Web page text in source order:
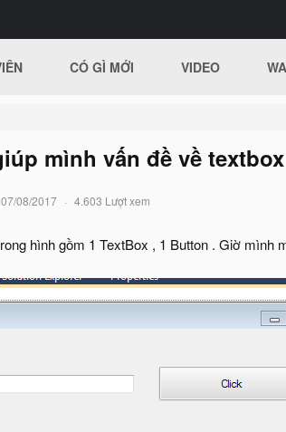
CÓ GÌ MỚI VIDEO
mình vấn đề về
07/08/2017 4.603 Lượt xem
hình gồm 1 TextBox , 1 Button . Giờ mình